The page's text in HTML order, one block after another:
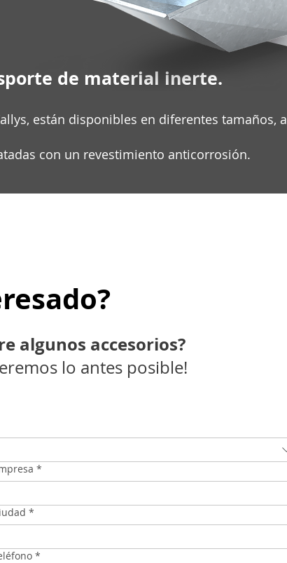
de material inerte.
están disponibles en diferentes tamaños, a
con un revestimiento anticorrosión.
algunos accesorios?
lo antes posible!
*
*
*